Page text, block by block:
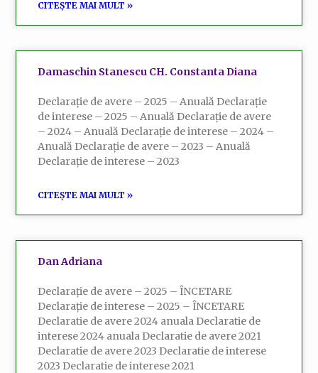
CITEȘTE MAI MULT »
Damaschin Stanescu CH. Constanta Diana
Declarație de avere – 2025 – Anuală Declarație
de interese – 2025 – Anuală Declarație de avere
– 2024 – Anuală Declarație de interese – 2024 –
Anuală Declarație de avere – 2023 – Anuală
Declarație de interese – 2023
CITEȘTE MAI MULT »
Dan Adriana
Declarație de avere – 2025 – ÎNCETARE
Declarație de interese – 2025 – ÎNCETARE
Declaratie de avere 2024 anuala Declaratie de
interese 2024 anuala Declaratie de avere 2021
Declaratie de avere 2023 Declaratie de interese
2023 Declaratie de interese 2021